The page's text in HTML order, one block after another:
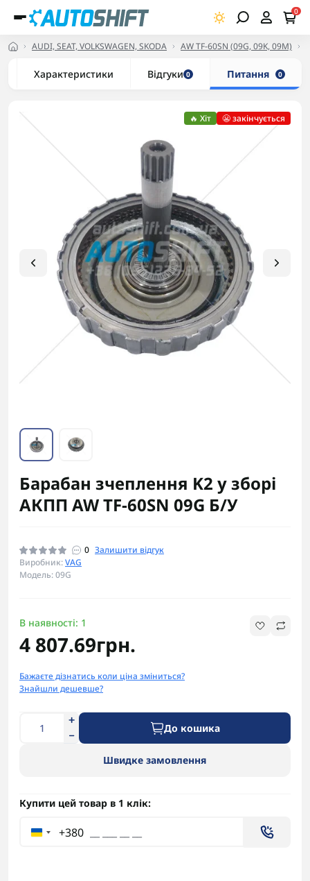
0
AUDI, SEAT, VOLKSWAGEN, SKODA AW TF-60SN (09G, 09K, 09M)
Характеристики Відгуки 0 Питання 0
🔥 Хіт 😬 закінчується
Барабан зчеплення K2 у зборі
АКПП AW TF-60SN 09G Б/У
0 Залишити відгук
Виробник:VAG
Модель: 09G
В наявності: 1
4 807.69грн.
Бажаєте дізнатись коли ціна зміниться?
Знайшли дешевше?
До кошика
Швидке замовлення
Купити цей товар в 1 клік:
+380